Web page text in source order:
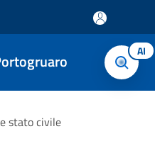
AI
stato civile